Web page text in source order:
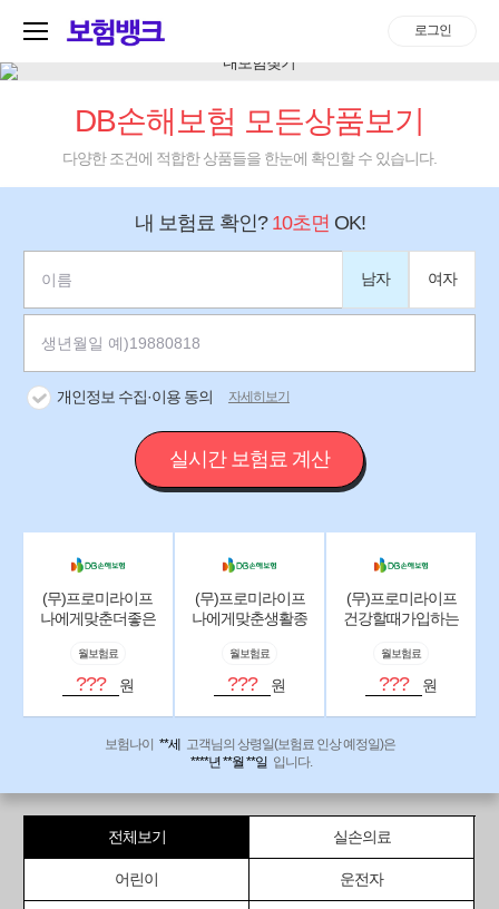
로그인
DB손해보험 모든상품보기
다양한 조건에 적합한 상품들을 한눈에 확인할 수 있습니다.
내 보험료 확인? 10초면 OK!
남자 여자
개인정보 수집·이용 동의 자세히보기
실시간 보험료 계산
(무)프로미라이프
나에게맞춘더좋은
험2607:세만기형
(무해약(납입중0%/
납입후50%)):맞춤
간편고지
월보험료
??? 원
(무)프로미라이프
나에게맞춘생활종
반형)
월보험료
??? 원
(무)프로미라이프
건강할때가입하는
험2607:세만기형
(무해약(납입중0%/
납입후50%))
월보험료
??? 원
보험나이 **세
고객님의 상령일(보험료 인상 예정일)은
****년 **월 **일 입니다.
전체보기 실손의료
어린이 운전자